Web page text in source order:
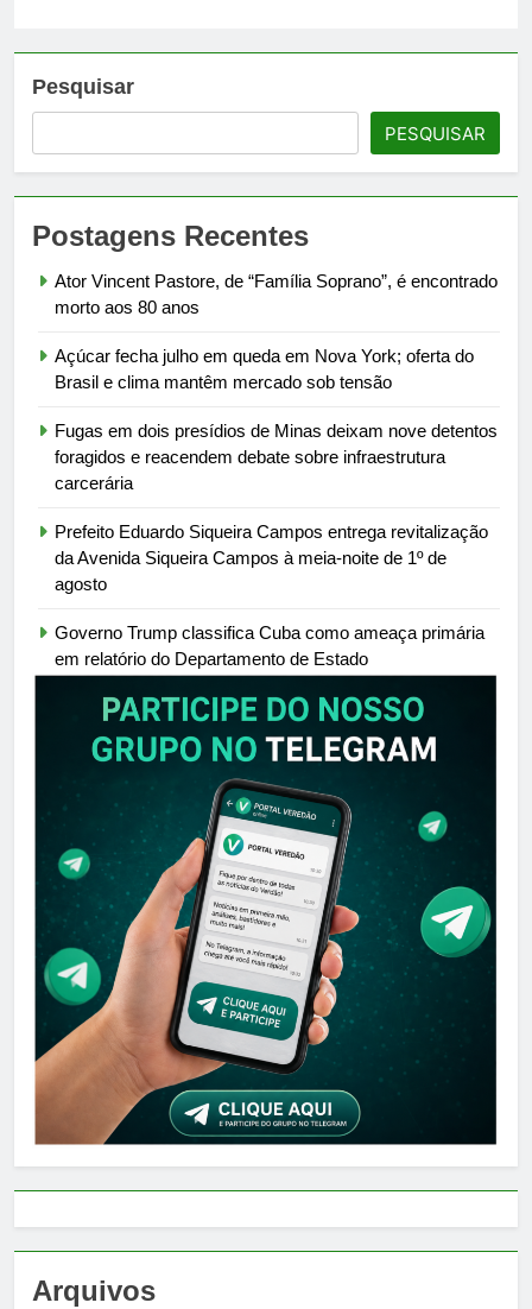
Pesquisar
PESQUISAR
Postagens Recentes
Ator Vincent Pastore, de “Família Soprano”, é encontrado
morto aos 80 anos
Açúcar fecha julho em queda em Nova York; oferta do
Brasil e clima mantêm mercado sob tensão
Fugas em dois presídios de Minas deixam nove detentos
foragidos e reacendem debate sobre infraestrutura
carcerária
Prefeito Eduardo Siqueira Campos entrega revitalização
da Avenida Siqueira Campos à meia-noite de 1º de
agosto
Governo Trump classifica Cuba como ameaça primária
em relatório do Departamento de Estado
Arquivos